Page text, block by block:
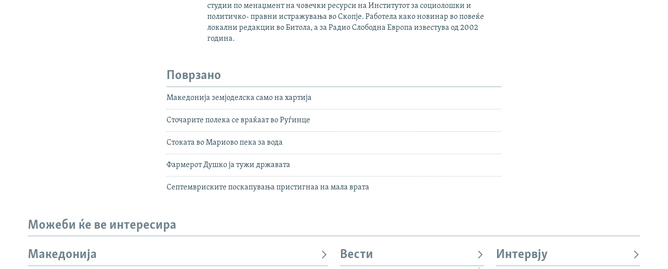
СЛЕДЕТЕ НЕ
студии по менаџмент на човечки ресурси на Институтот за социолошки и
политичко- правни истражувања во Скопје. Работела како новинар во повеќе
локални редакции во Битола, а за Радио Слободна Европа известува од 2002
година.
Поврзано
Македонија земјоделска само на хартија
Сточарите полека се враќаат во Руѓинце
Стоката во Мариово пека за вода
Фармерот Душко ја тужи државата
Септемвриските поскапувања пристигнаа на мала врата
Можеби ќе ве интересира
Македонија Вести Интервју